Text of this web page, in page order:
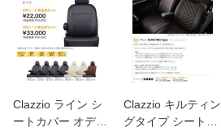
Clazzio ライン シ
ートカバー オデッ
Clazzio キルティン
グタイプ シートカ